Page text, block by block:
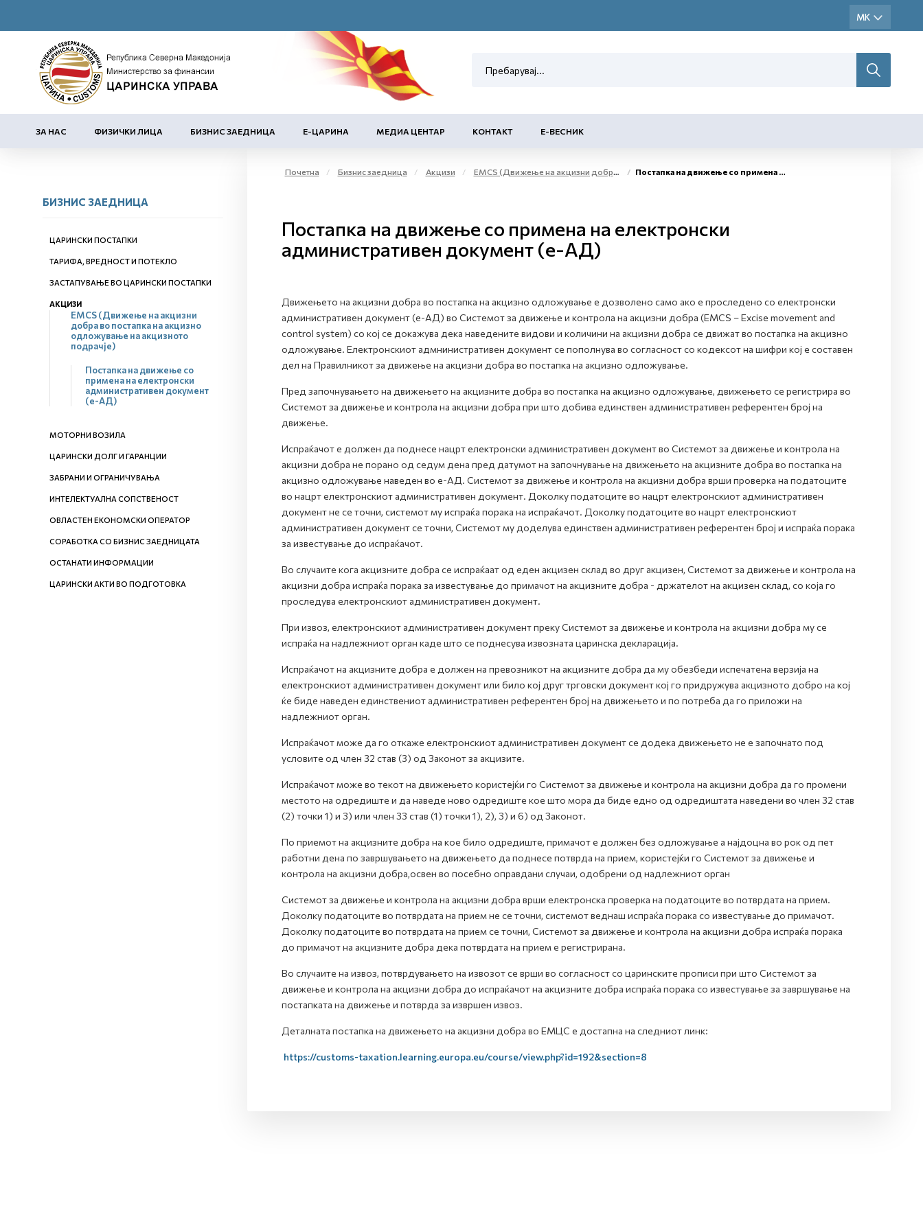
ЗА НАС ФИЗИЧКИ ЛИЦА БИЗНИС ЗАЕДНИЦА Е-ЦАРИНА МЕДИА ЦЕНТАР КОНТАКТ Е-ВЕСНИК
БИЗНИС ЗАЕДНИЦА
ЦАРИНСКИ ПОСТАПКИ
ТАРИФА, ВРЕДНОСТ И ПОТЕКЛО
ЗАСТАПУВАЊЕ ВО ЦАРИНСКИ ПОСТАПКИ
АКЦИЗИ
EMCS (Движење на акцизни
добра во постапка на акцизно
одложување на акцизното
подрачје)
Постапка на движење со
примена на електронски
административен документ
(е-АД)
МОТОРНИ ВОЗИЛА
ЦАРИНСКИ ДОЛГ И ГАРАНЦИИ
ЗАБРАНИ И ОГРАНИЧУВАЊА
ИНТЕЛЕКТУАЛНА СОПСТВЕНОСТ
ОВЛАСТЕН ЕКОНОМСКИ ОПЕРАТОР
СОРАБОТКА СО БИЗНИС ЗАЕДНИЦАТА
ОСТАНАТИ ИНФОРМАЦИИ
ЦАРИНСКИ АКТИ ВО ПОДГОТОВКА
Почетна Бизнис заедница Акцизи EMCS (Движење на акцизни добра во постапка на акцизно одложување на акцизното подрачје) Постапка на движење со примена на електронски административен документ (е-АД)
Постапка на движење со примена на електронски
административен документ (е-АД)
Движењето на акцизни добра во постапка на акцизно одложување е дозволено само ако е проследено со електронски
административен документ (е-АД) во Системот за движење и контрола на акцизни добра (EMCS – Excise movement and
control system) со кој се докажува дека наведените видови и количини на акцизни добра се движат во постапка на акцизно
одложување. Електронскиот адмнинистративен документ се пополнува во согласност со кодексот на шифри кој е составен
дел на Правилникот за движење на акцизни добра во постапка на акцизно одложување.
Пред започнувањето на движењето на акцизните добра во постапка на акцизно одложување, движењето се регистрира во
Системот за движење и контрола на акцизни добра при што добива единствен административен референтен број на
движење.
Испраќачот е должен да поднесе нацрт електронски административен документ во Системот за движење и контрола на
акцизни добра не порано од седум дена пред датумот на започнување на движењето на акцизните добра во постапка на
акцизно одложување наведен во е-АД. Системот за движење и контрола на акцизни добра врши проверка на податоците
во нацрт електронскиот административен документ. Доколку податоците во нацрт електронскиот административен
документ не се точни, системот му испраќа порака на испраќачот. Доколку податоците во нацрт електронскиот
административен документ се точни, Системот му доделува единствен административен референтен број и испраќа порака
за известување до испраќачот.
Во случаите кога акцизните добра се испраќаат од еден акцизен склад во друг акцизен, Системот за движење и контрола на
акцизни добра испраќа порака за известување до примачот на акцизните добра - држателот на акцизен склад, со која го
проследува електронскиот административен документ.
При извоз, електронскиот административен документ преку Системот за движење и контрола на акцизни добра му се
испраќа на надлежниот орган каде што се поднесува извозната царинска декларација.
Испраќачот на акцизните добра е должен на превозникот на акцизните добра да му обезбеди испечатена верзија на
електронскиот административен документ или било кој друг трговски документ кој го придружува акцизното добро на кој
ќе биде наведен единствениот административен референтен број на движењето и по потреба да го приложи на
надлежниот орган.
Испраќачот може да го откаже електронскиот административен документ се додека движењето не е започнато под
условите од член 32 став (3) од Законот за акцизите.
Испраќачот може во текот на движењето користејќи го Системот за движење и контрола на акцизни добра да го промени
местото на одредиште и да наведе ново одредиште кое што мора да биде едно од одредиштата наведени во член 32 став
(2) точки 1) и 3) или член 33 став (1) точки 1), 2), 3) и 6) од Законот.
По приемот на акцизните добра на кое било одредиште, примачот е должен без одложување а најдоцна во рок од пет
работни дена по завршувањето на движењето да поднесе потврда на прием, користејќи го Системот за движење и
контрола на акцизни добра,освен во посебно оправдани случаи, одобрени од надлежниот орган
Системот за движење и контрола на акцизни добра врши електронска проверка на податоците во потврдата на прием.
Доколку податоците во потврдата на прием не се точни, системот веднаш испраќа порака со известување до примачот.
Доколку податоците во потврдата на прием се точни, Системот за движење и контрола на акцизни добра испраќа порака
до примачот на акцизните добра дека потврдата на прием е регистрирана.
Во случаите на извоз, потврдувањето на извозот се врши во согласност со царинските прописи при што Системот за
движење и контрола на акцизни добра до испраќачот на акцизните добра испраќа порака со известување за завршување на
постапката на движење и потврда за извршен извоз.
Деталната постапка на движењето на акцизни добра во ЕМЦС е достапна на следниот линк:
https://customs-taxation.learning.europa.eu/course/view.php?id=192&section=8